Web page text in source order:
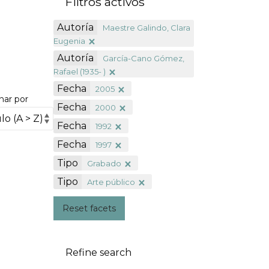
por
Autoría
Maestre Galindo, Clara
Eugenia
Autoría
García-Cano Gómez,
Rafael (1935- )
Fecha 2005
Fecha 2000
Fecha 1992
Fecha 1997
Tipo Grabado
Tipo Arte público
Reset facets
Refine search